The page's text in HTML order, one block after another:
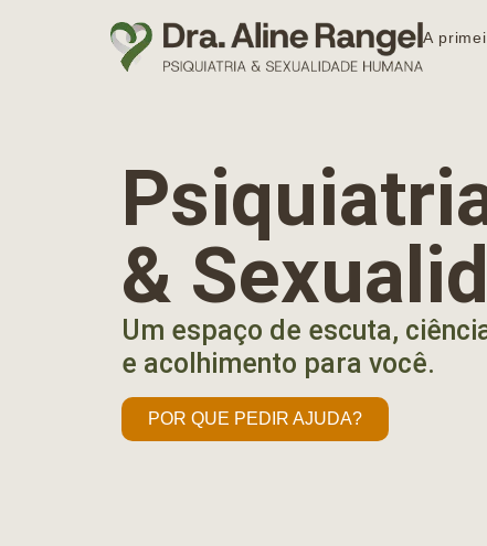
A
&
Um espaço de escuta,
e acolhimento para você.
POR QUE PEDIR AJUDA?